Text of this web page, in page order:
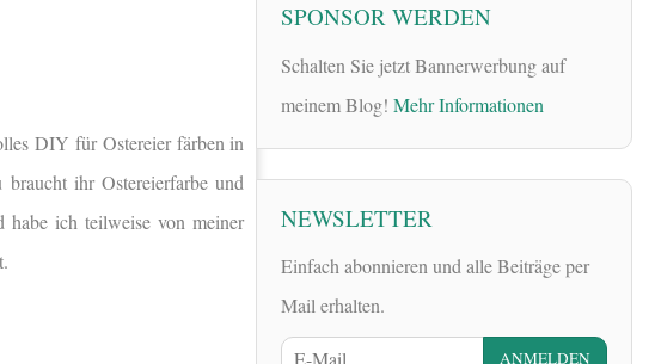
DIY für Ostereier färben in
ihr Ostereierfarbe und
habe ich teilweise von meiner
SPONSOR WERDEN
Schalten Sie jetzt Bannerwerbung auf
meinem Blog! Mehr Informationen
NEWSLETTER
Einfach abonnieren und alle Beiträge per
Mail erhalten.